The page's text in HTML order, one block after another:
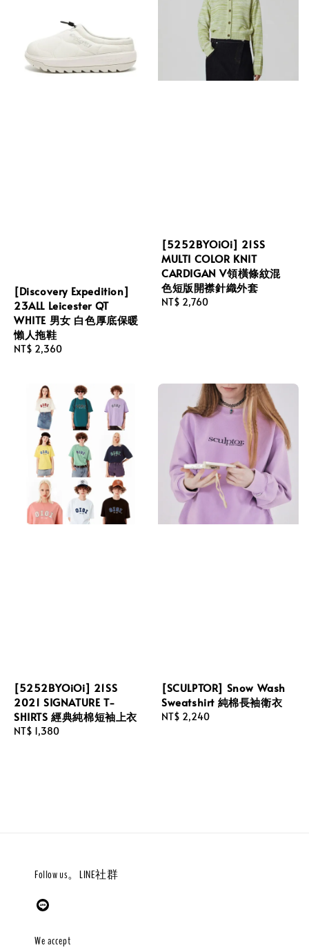
[Discovery Expedition]
23ALL Leicester QT
WHITE 男女 白色厚底保暖
懶人拖鞋
Regular
NT$ 2,360
[5252BYOiOi] 21SS
MULTI COLOR KNIT
CARDIGAN V領橫條紋混
色短版開襟針織外套
Regular
NT$ 2,760
[5252BYOiOi] 21SS
2021 SIGNATURE T-
SHIRTS 經典純棉短袖上衣
Regular
NT$ 1,380
[SCULPTOR] Snow Wash
Sweatshirt 純棉長袖衛衣
Regular
NT$ 2,240
Follow us。LINE社群
We accept